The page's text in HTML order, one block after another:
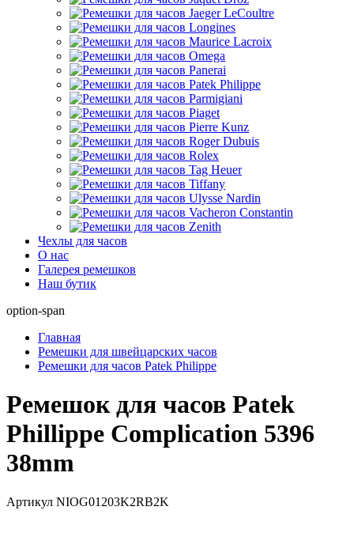
Чехлы для часов
О нас
Галерея ремешков
Наш бутик
option-span
Главная
Ремешки для швейцарских часов
Ремешки для часов Patek Philippe
Ремешок для часов Patek
Phillippe Complication 5396
38mm
Артикул NIOG01203K2RB2K